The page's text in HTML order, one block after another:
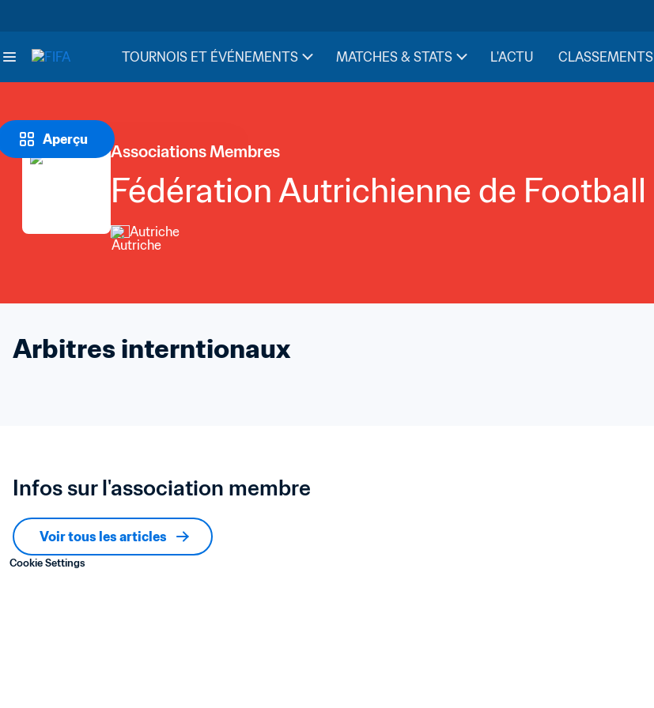
TOURNOIS ET ÉVÉNEMENTS MATCHES & STATS L'ACTU CLASSEMENTS
Aperçu
Associations Membres
Fédération Autrichienne de Football
Autriche
Arbitres interntionaux
Infos sur l'association membre
Voir tous les articles
Cookie Settings